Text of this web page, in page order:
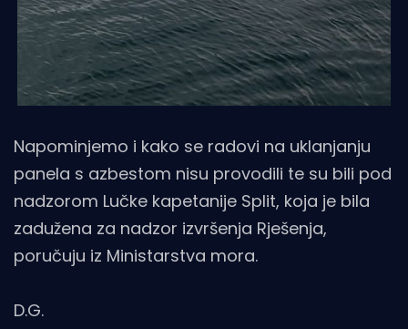
Napominjemo i kako se radovi na uklanjanju
panela s azbestom nisu provodili te su bili pod
nadzorom Lučke kapetanije Split, koja je bila
zadužena za nadzor izvršenja Rješenja,
poručuju iz Ministarstva mora.
D.G.